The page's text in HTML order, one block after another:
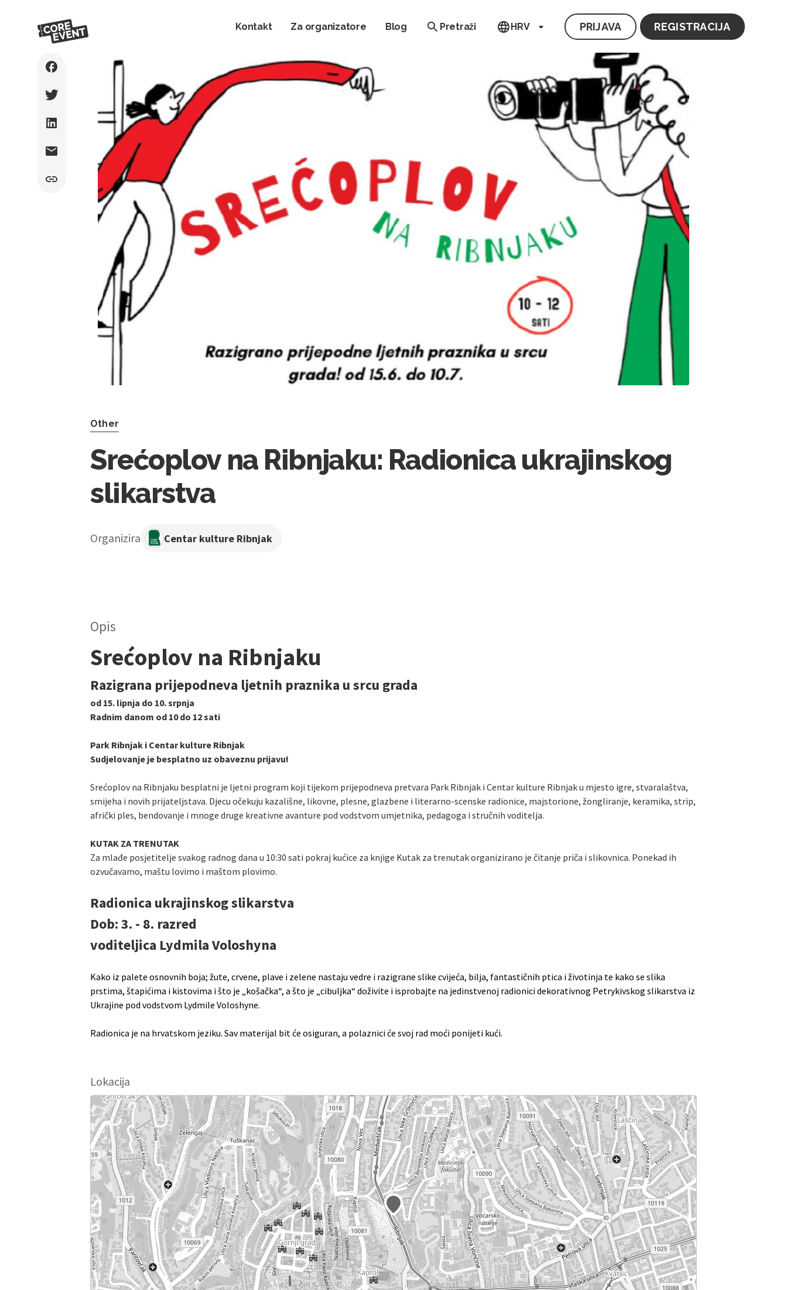
Kontakt Za organizatore Blog Pretraži HRV PRIJAVA REGISTRACIJA
Other
Srećoplov na Ribnjaku: Radionica ukrajinskog
slikarstva
Organizira Centar kulture Ribnjak
Opis
Srećoplov na Ribnjaku
Razigrana prijepodneva ljetnih praznika u srcu grada
od 15. lipnja do 10. srpnja
Radnim danom od 10 do 12 sati
Park Ribnjak i Centar kulture Ribnjak
Sudjelovanje je besplatno uz obaveznu prijavu!
Srećoplov na Ribnjaku besplatni je ljetni program koji tijekom prijepodneva pretvara Park Ribnjak i Centar kulture Ribnjak u mjesto igre, stvaralaštva,
smijeha i novih prijateljstava. Djecu očekuju kazališne, likovne, plesne, glazbene i literarno-scenske radionice, majstorione, žongliranje, keramika, strip,
afrički ples, bendovanje i mnoge druge kreativne avanture pod vodstvom umjetnika, pedagoga i stručnih voditelja.
KUTAK ZA TRENUTAK
Za mlađe posjetitelje svakog radnog dana u 10:30 sati pokraj kućice za knjige Kutak za trenutak organizirano je čitanje priča i slikovnica. Ponekad ih
ozvučavamo, maštu lovimo i maštom plovimo.
Radionica ukrajinskog slikarstva
Dob: 3. - 8. razred
voditeljica Lydmila Voloshyna
Kako iz palete osnovnih boja; žute, crvene, plave i zelene nastaju vedre i razigrane slike cvijeća, bilja, fantastičnih ptica i životinja te kako se slika
prstima, štapićima i kistovima i što je „košačka“, a što je „cibuljka“ doživite i isprobajte na jedinstvenoj radionici dekorativnog Petrykivskog slikarstva iz
Ukrajine pod vodstvom Lydmile Voloshyne.
Radionica je na hrvatskom jeziku. Sav materijal bit će osiguran, a polaznici će svoj rad moći ponijeti kući.
Lokacija